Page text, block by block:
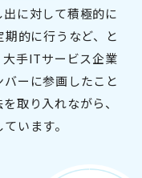
に対して積極的に
的に行うなど、と
手ITサービス企業
ーに参画したこと
取り入れながら、
います。